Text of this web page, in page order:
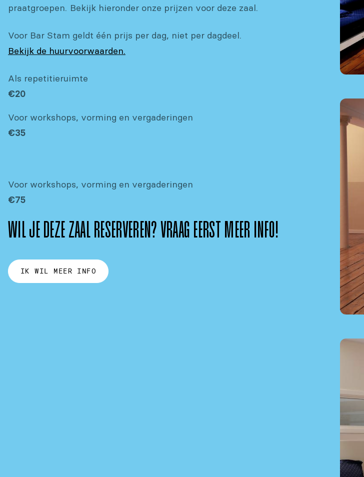
praatgroepen. Bekijk hieronder onze prijzen voor deze zaal.
Voor Bar Stam geldt één prijs per dag, niet per dagdeel.
Bekijk de huurvoorwaarden.
Als repetitieruimte
€20
Voor workshops, vorming en vergaderingen
€35
Voor workshops, vorming en vergaderingen
€75
WIL JE DEZE ZAAL RESERVEREN? VRAAG EERST MEER INFO!
IK WIL MEER INFO